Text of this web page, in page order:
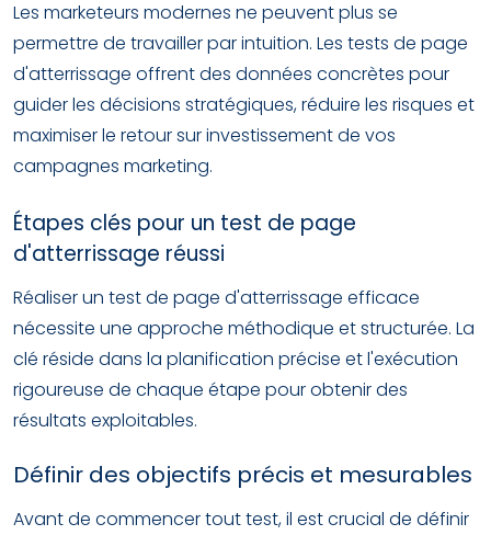
Les marketeurs modernes ne peuvent plus se
permettre de travailler par intuition. Les tests de page
d'atterrissage offrent des données concrètes pour
guider les décisions stratégiques, réduire les risques et
maximiser le retour sur investissement de vos
campagnes marketing.
Étapes clés pour un test de page
d'atterrissage réussi
Réaliser un test de page d'atterrissage efficace
nécessite une approche méthodique et structurée. La
clé réside dans la planification précise et l'exécution
rigoureuse de chaque étape pour obtenir des
résultats exploitables.
Définir des objectifs précis et mesurables
Avant de commencer tout test, il est crucial de définir